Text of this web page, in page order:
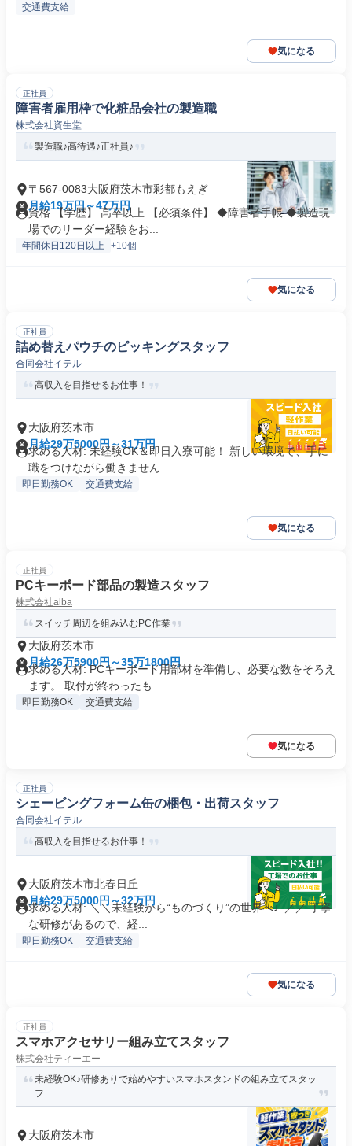
交通費支給
気になる
正社員
障害者雇用枠で化粧品会社の製造職
株式会社資生堂
製造職♪高待遇♪正社員♪
〒567-0083大阪府茨木市彩都もえぎ
月給19万円～47万円
資格 【学歴】 高卒以上 【必須条件】 ◆障害者手帳 ◆製造現
場でのリーダー経験をお...
年間休日120日以上 +10個
気になる
正社員
詰め替えパウチのピッキングスタッフ
合同会社イテル
高収入を目指せるお仕事！
大阪府茨木市
月給29万5000円～31万円
求める人材: 未経験OK＆即日入寮可能！ 新しい環境で、手に
職をつけながら働きません...
即日勤務OK 交通費支給
気になる
正社員
PCキーボード部品の製造スタッフ
株式会社alba
スイッチ周辺を組み込むPC作業
大阪府茨木市
月給26万5900円～35万1800円
求める人材: PCキーボード用部材を準備し、必要な数をそろえ
ます。 取付が終わったも...
即日勤務OK 交通費支給
気になる
正社員
シェービングフォーム缶の梱包・出荷スタッフ
合同会社イテル
高収入を目指せるお仕事！
大阪府茨木市北春日丘
月給29万5000円～32万円
求める人材: ＼＼未経験から“ものづくり”の世界へ♩／／ 丁寧
な研修があるので、経...
即日勤務OK 交通費支給
気になる
正社員
スマホアクセサリー組み立てスタッフ
株式会社ティーエー
未経験OK♪研修ありで始めやすいスマホスタンドの組み立てスタッ
フ
大阪府茨木市